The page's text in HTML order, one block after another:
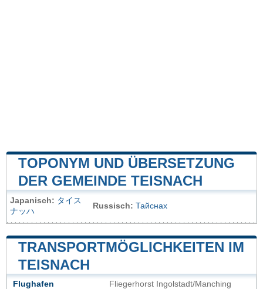
TOPONYM UND ÜBERSETZUNG
DER GEMEINDE TEISNACH
Japanisch: タイス
ナッハ
Russisch: Тайснах
TRANSPORTMÖGLICHKEITEN IM
TEISNACH
Flughafen
Fliegerhorst Ingolstadt/Manching